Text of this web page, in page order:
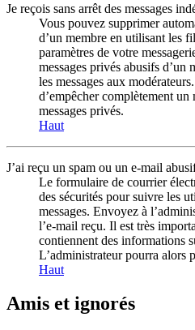
Je reçois sans arrêt des messages
Vous pouvez supprimer
d’un membre en utilisant les
paramètres de votre
messages privés abusifs d’un
les messages aux
d’empêcher complètement un
messages privés.
Haut
J’ai reçu un spam ou un e-mail
Le formulaire de courrier
des sécurités pour suivre les
messages. Envoyez à
l’e-mail reçu. Il est très
contiennent des informations
L’administrateur pourra alors
Haut
Amis et ignorés